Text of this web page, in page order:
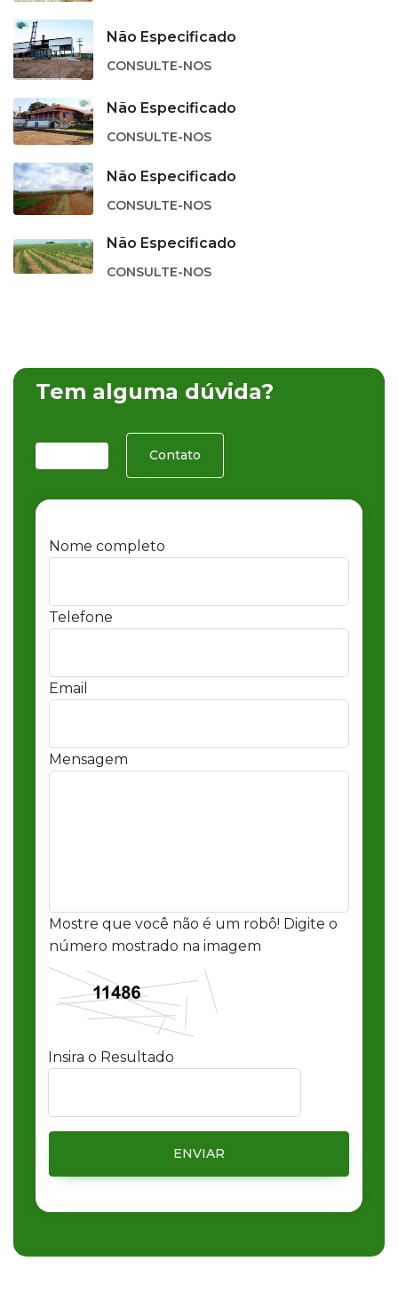
Não Especificado
CONSULTE-NOS
Não Especificado
CONSULTE-NOS
Não Especificado
CONSULTE-NOS
Não Especificado
CONSULTE-NOS
Tem alguma dúvida?
Contato
Nome completo
Telefone
Email
Mensagem
Mostre que você não é um robô! Digite o
número mostrado na imagem
Insira o Resultado
ENVIAR